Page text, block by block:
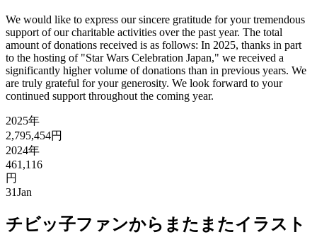
We would like to express our sincere gratitude for your tremendous
support of our charitable activities over the past year. The total
amount of donations received is as follows: In 2025, thanks in part
to the hosting of "Star Wars Celebration Japan," we received a
significantly higher volume of donations than in previous years. We
are truly grateful for your generosity. We look forward to your
continued support throughout the coming year.
2025年
2,795,454円
2024年
461,116
円
31Jan
チビッ子ファンからまたまたイラスト